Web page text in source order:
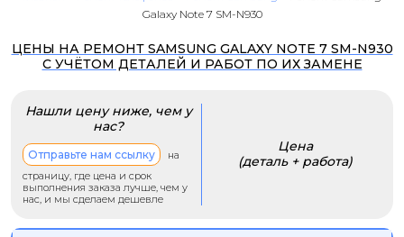
Galaxy Note 7 SM-N930
ЦЕНЫ НА РЕМОНТ SAMSUNG GALAXY NOTE 7 SM-N930
С УЧЁТОМ ДЕТАЛЕЙ И РАБОТ ПО ИХ ЗАМЕНЕ
Нашли цену ниже, чем у
нас?
Отправьте нам ссылку
на
страницу, где цена и срок
выполнения заказа лучше, чем у
нас, и мы сделаем дешевле
Цена
(деталь + работа)